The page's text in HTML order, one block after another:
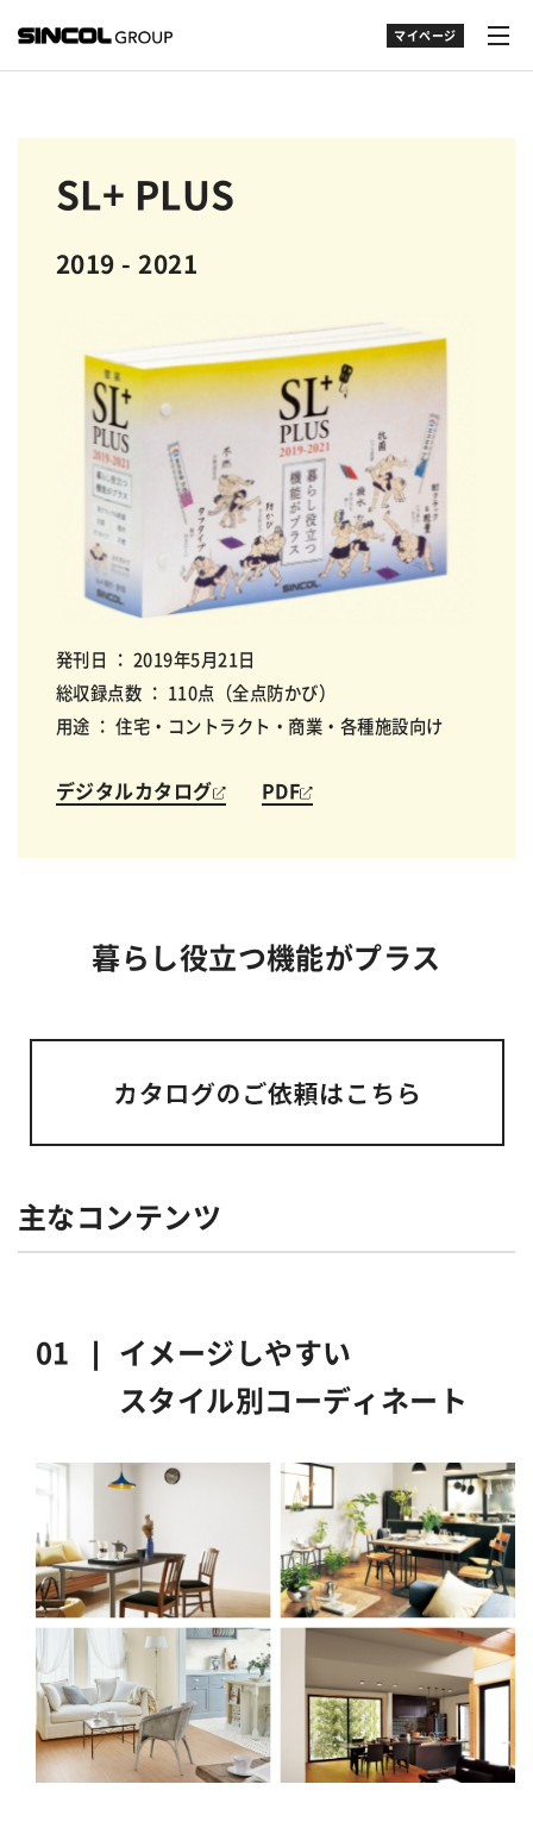
マイページ
SL+ PLUS
2019 - 2021
発刊日 ： 2019年5月21日
総収録点数 ： 110点（全点防かび）
用途 ： 住宅・コントラクト・商業・各種施設向け
デジタルカタログ PDF
暮らし役立つ機能がプラス
主なコンテンツ
01 ❘
イメージしやすい
スタイル別コーディネート